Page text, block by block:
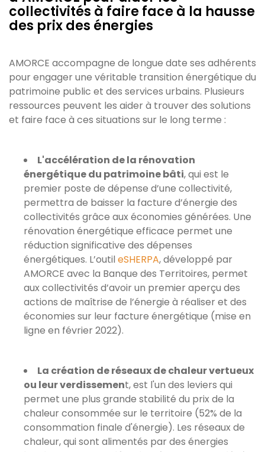
collectivités à faire face à la hausse
des prix des énergies
AMORCE accompagne de longue date ses adhérents
pour engager une véritable transition énergétique du
patrimoine public et des services urbains. Plusieurs
ressources peuvent les aider à trouver des solutions
et faire face à ces situations sur le long terme :
L'accélération de la rénovation
énergétique du patrimoine bâti, qui est le
premier poste de dépense d’une collectivité,
permettra de baisser la facture d’énergie des
collectivités grâce aux économies générées. Une
rénovation énergétique efficace permet une
réduction significative des dépenses
énergétiques. L’outil eSHERPA, développé par
AMORCE avec la Banque des Territoires, permet
aux collectivités d’avoir un premier aperçu des
actions de maîtrise de l’énergie à réaliser et des
économies sur leur facture énergétique (mise en
ligne en février 2022).
La création de réseaux de chaleur vertueux
ou leur verdissement, est l'un des leviers qui
permet une plus grande stabilité du prix de la
chaleur consommée sur le territoire (52% de la
consommation finale d'énergie). Les réseaux de
chaleur, qui sont alimentés par des énergies